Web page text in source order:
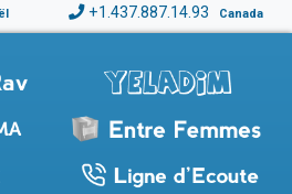
+1.437.887.14.93 Canada